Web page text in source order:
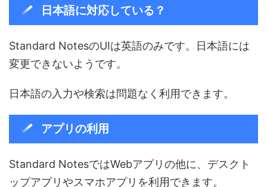
日本語に対応している？
Standard NotesのUIは英語のみです。日本語には
変更できないようです。
日本語の入力や検索は問題なく利用できます。
アプリの利用
Standard NotesではWebアプリの他に、デスクト
ップアプリやスマホアプリを利用できます。